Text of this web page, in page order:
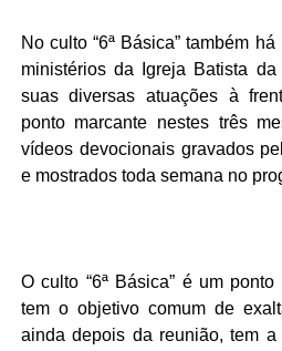
No culto “6ª Básica” também
ministérios da Igreja Batista
suas diversas atuações à
ponto marcante nestes três
vídeos devocionaisgravados
e mostrados toda semana no
O culto “6ª Básica” é um
tem o objetivo comum de
ainda depois da reunião, tem